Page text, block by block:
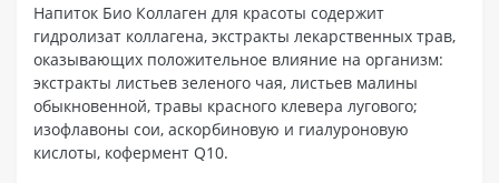
Напиток Био Коллаген для красоты содержит
гидролизат коллагена, экстракты лекарственных трав,
оказывающих положительное влияние на организм:
экстракты листьев зеленого чая, листьев малины
обыкновенной, травы красного клевера лугового;
изофлавоны сои, аскорбиновую и гиалуроновую
кислоты, кофермент Q10.